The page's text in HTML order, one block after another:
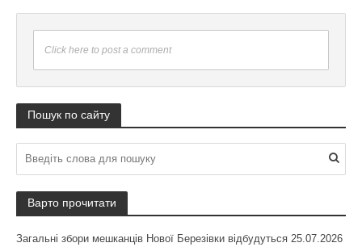
Click here to post a comment
Пошук по сайту
Варто прочитати
Загальні збори мешканців Нової Березівки відбудуться 25.07.2026